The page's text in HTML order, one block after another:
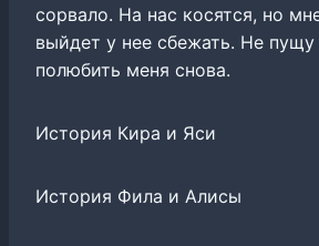
сорвало. На нас косятся, но
выйдет у нее сбежать. Не пущу
полюбить меня снова.
История Кира и Яси
История Фила и Алисы